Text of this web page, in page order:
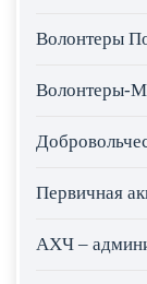
Волонтеры
Волонтеры-
Первичная
АХЧ –